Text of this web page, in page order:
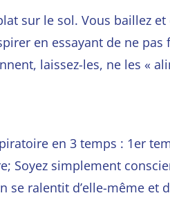
sur le sol.Vous baillez et
en essayant de ne pas
laissez-les, ne les «
en 3 temps : 1er
Soyez simplement
ralentit d’elle-même et